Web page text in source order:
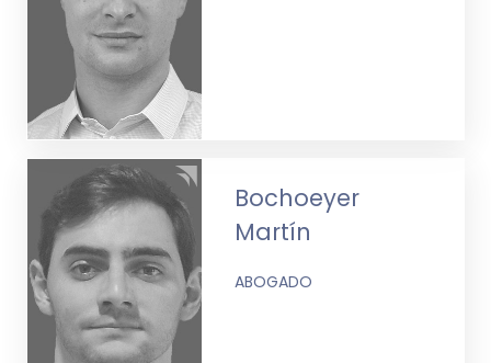
Bochoeyer
Martín
ABOGADO